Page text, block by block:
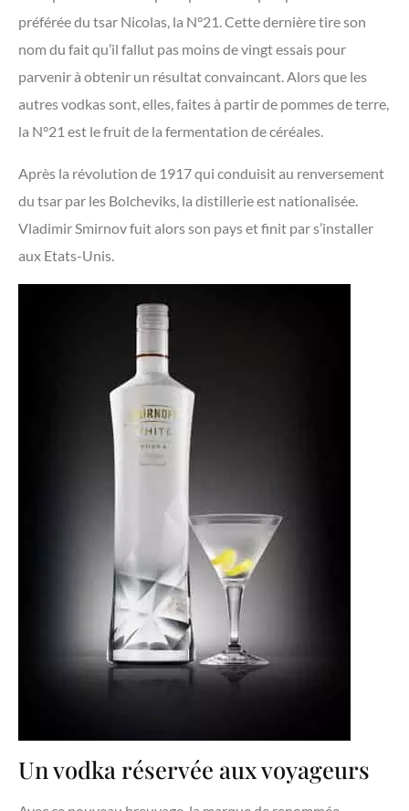
préférée du tsar Nicolas, la N°21. Cette dernière tire son
nom du fait qu’il fallut pas moins de vingt essais pour
parvenir à obtenir un résultat convaincant. Alors que les
autres vodkas sont, elles, faites à partir de pommes de terre,
la N°21 est le fruit de la fermentation de céréales.
Après la révolution de 1917 qui conduisit au renversement
du tsar par les Bolcheviks, la distillerie est nationalisée.
Vladimir Smirnov fuit alors son pays et finit par s’installer
aux Etats-Unis.
Un vodka réservée aux voyageurs